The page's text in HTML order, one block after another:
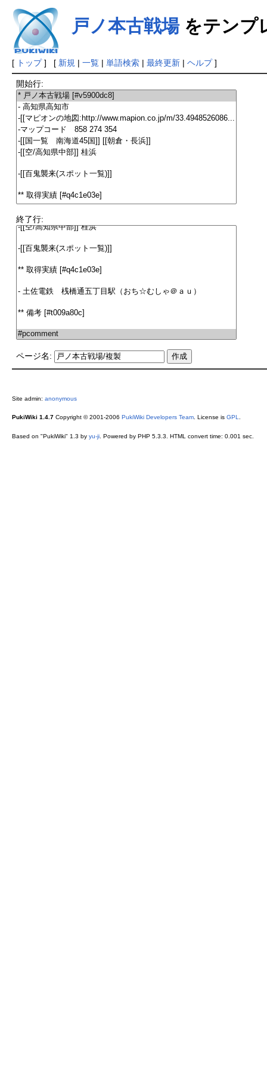
戸ノ本古戦場をテンプ
[ トップ] [ 新規 | 一覧| 単語検索| 最終更新| ヘルプ]
開始行:
終了行:
ページ名:
Site admin: anonymous
PukiWiki 1.4.7Copyright © 2001-2006 PukiWiki Developers Team. License is GPL
Based on "PukiWiki" 1.3 by yu-ji. Powered by PHP 5.3.3. HTML convert time: 0.001 sec.